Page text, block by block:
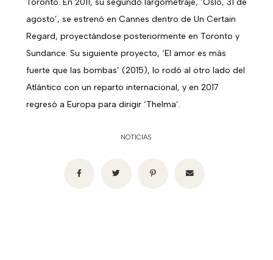
Toronto. En 2011, su segundo largometraje, ‘Oslo, 31 de
agosto’, se estrenó en Cannes dentro de Un Certain
Regard, proyectándose posteriormente en Toronto y
Sundance. Su siguiente proyecto, ‘El amor es más
fuerte que las bombas’ (2015), lo rodó al otro lado del
Atlántico con un reparto internacional, y en 2017
regresó a Europa para dirigir ‘Thelma’.
NOTICIAS